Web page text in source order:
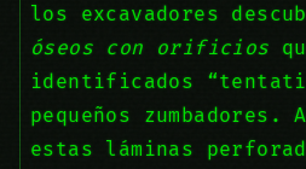
los excavadores
óseos con orificios
identificados
pequeños zumbadores.
estas láminas